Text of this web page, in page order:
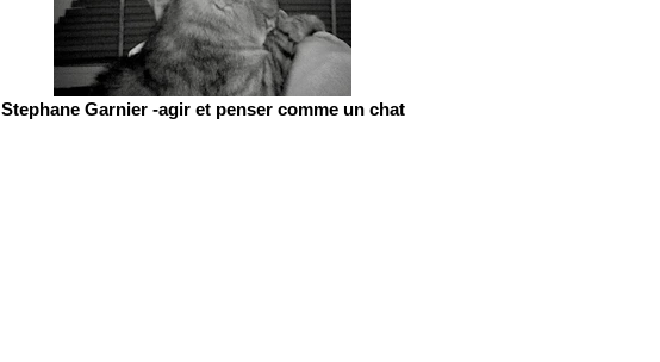
Stephane Garnier -agir et penser comme un chat